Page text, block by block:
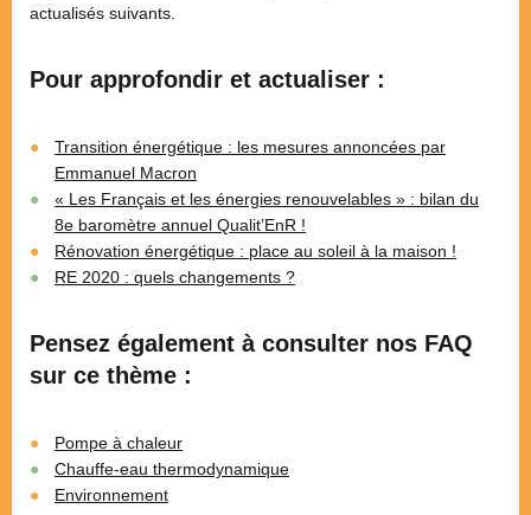
actualisés suivants.
Pour approfondir et actualiser :
Transition énergétique : les mesures annoncées par
Emmanuel Macron
« Les Français et les énergies renouvelables » : bilan du
8e baromètre annuel Qualit’EnR !
Rénovation énergétique : place au soleil à la maison !
RE 2020 : quels changements ?
Pensez également à consulter nos FAQ
sur ce thème :
Pompe à chaleur
Chauffe-eau thermodynamique
Environnement